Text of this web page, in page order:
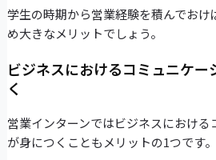
学生の時期から営業経験を積んでお
め大きなメリットでしょう。
ビジネスにおけるコミュニケー
く
営業インターンではビジネスにおけ
が身につくこともメリットの1つです。